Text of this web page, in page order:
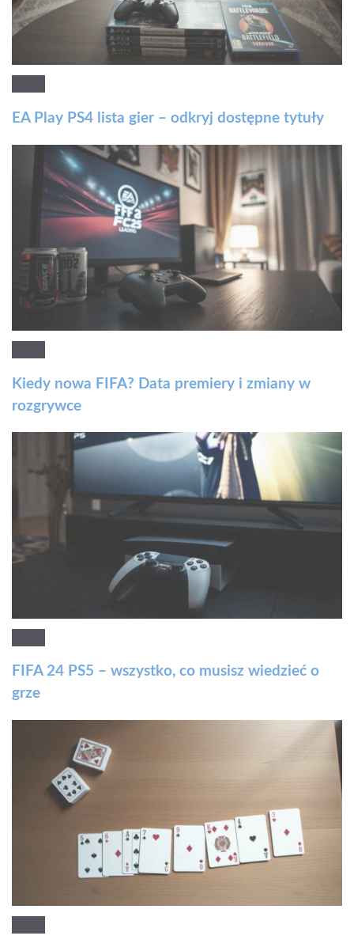
EA Play PS4 lista gier – odkryj dostępne tytuły
Kiedy nowa FIFA? Data premiery i zmiany w
rozgrywce
FIFA 24 PS5 – wszystko, co musisz wiedzieć o
grze